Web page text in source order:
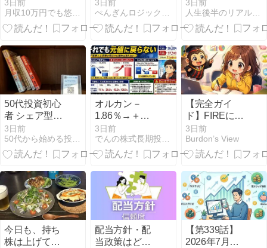
3日前
するのか？運
用コストとの
3日前
ROCとは？分
配金の税効率
3日前
50代投資初心
者 シェア型図
書館のオーナ
ーになった！
3日前
オルカン－
1.86％→＋
1.86％、なぜ
元に戻らな
い？
3日前
【完全ガイ
ド】FIREに必
要な本当の資
産額とは？取
り崩し額別の
ョンと3つの重
大リスク
3日前
Burdon’s View
今日も、持ち
株は上げてく
配当方針・配
当政策はどれ
【第339話】
2026年7月投